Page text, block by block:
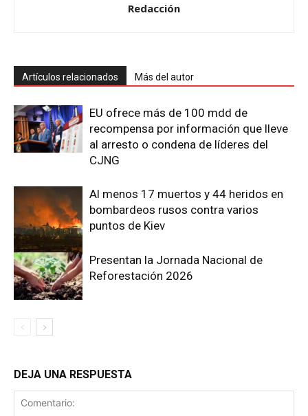
Redacción
Artículos relacionados Más del autor
EU ofrece más de 100 mdd de
recompensa por información que lleve
al arresto o condena de líderes del
CJNG
Al menos 17 muertos y 44 heridos en
bombardeos rusos contra varios
puntos de Kiev
Presentan la Jornada Nacional de
Reforestación 2026
DEJA UNA RESPUESTA